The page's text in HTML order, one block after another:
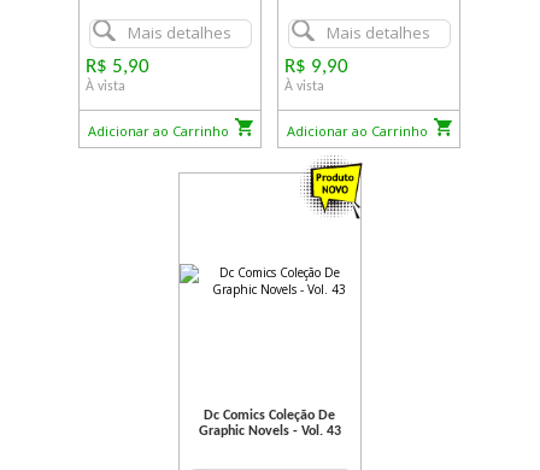
Mais detalhes
R$ 5,90
À vista
Adicionar ao Carrinho
Mais detalhes
R$ 9,90
À vista
Adicionar ao Carrinho
Dc Comics Coleção De
Graphic Novels - Vol. 43